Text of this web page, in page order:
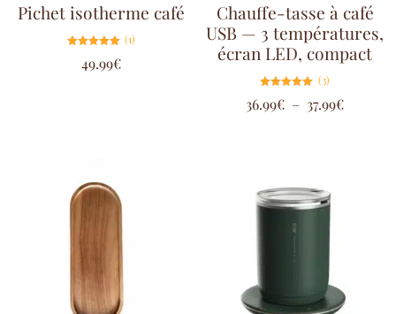
Pichet isotherme café
5.00
sur 5
(1)
49.99€
Chauffe-tasse à café
USB — 3 températures,
écran LED, compact
5.00
sur 5
(3)
36.99€ – 37.99€